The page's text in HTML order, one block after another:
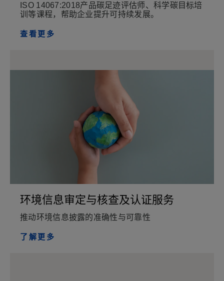
ISO 14067:2018产品碳足迹评估师、科学碳目标培
训等课程，帮助企业提升可持续发展。
查看更多
环境信息审定与核查及认证服务
推动环境信息披露的准确性与可靠性
了解更多